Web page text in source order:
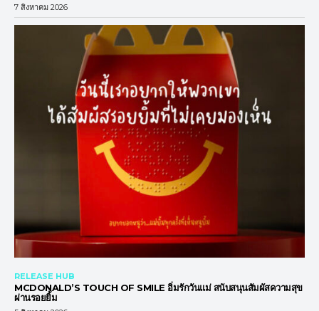
7 สิงหาคม 2026
RELEASE HUB
MCDONALD’S TOUCH OF SMILE อิ่มรักวันแม่ สนับสนุนสัมผัสความสุข
ผ่านรอยยิ้ม